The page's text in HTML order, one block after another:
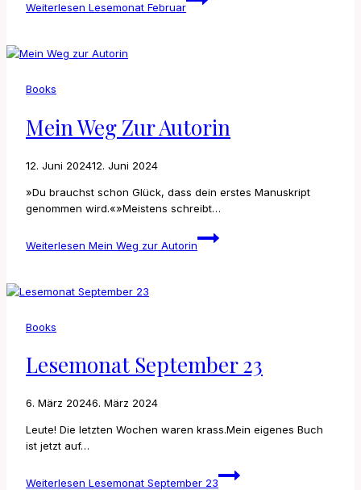
Weiterlesen Lesemonat Februar
Books
Mein Weg Zur Autorin
12. Juni 202412. Juni 2024
»Du brauchst schon Glück, dass dein erstes Manuskript
genommen wird.«»Meistens schreibt…
Weiterlesen Mein Weg zur Autorin
Books
Lesemonat September 23
6. März 20246. März 2024
Leute! Die letzten Wochen waren krass.Mein eigenes Buch
ist jetzt auf…
Weiterlesen Lesemonat September 23